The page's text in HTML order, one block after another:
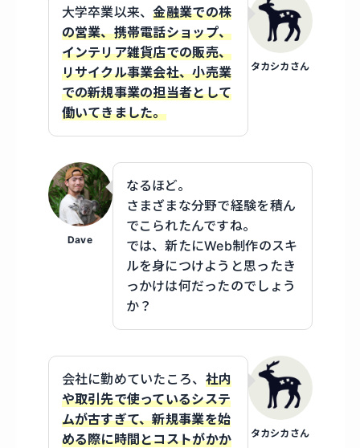
タカシカさん
大学卒業以来、金融業での株
の営業、携帯電話ショップ、
インテリア雑貨店での販売、
リサイクル事業会社、小売業
での新規事業の担当者として
働いてきました。
Dave
なるほど。
さまざまな分野で経験を積ん
でこられたんですね。
では、新たにWeb制作のスキ
ルを身につけようと思ったき
っかけは何だったのでしょう
か？
タカシカさん
会社に勤めていたころ、 社内
や取引先で使っているシステ
ムが古すぎて、新規事業を始
める際に時間とコストがかか